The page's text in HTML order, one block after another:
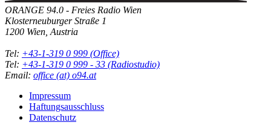
ORANGE 94.0 - Freies Radio Wien
Klosterneuburger Straße 1
1200 Wien, Austria
Tel: +43-1-319 0 999 (Office)
Tel: +43-1-319 0 999 - 33 (Radiostudio)
Email: office (at) o94.at
Impressum
Haftungsausschluss
Datenschutz